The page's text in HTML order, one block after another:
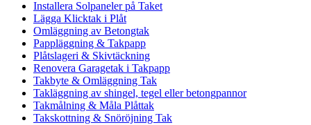
Installera Solpaneler på Taket
Lägga Klicktak i Plåt
Omläggning av Betongtak
Pappläggning & Takpapp
Plåtslageri & Skivtäckning
Renovera Garagetak i Takpapp
Takbyte & Omläggning Tak
Takläggning av shingel, tegel eller betongpannor
Takmålning & Måla Plåttak
Takskottning & Snöröjning Tak